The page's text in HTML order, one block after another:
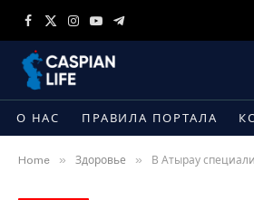
Facebook
X
Instagram
YouTubeTelegram
О НАС ПРАВИЛА ПОРТАЛА
Home » Здоровье » В Атырау специалисты из Беларуси